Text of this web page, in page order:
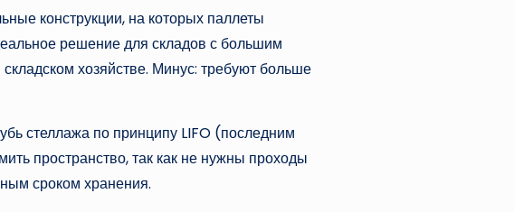
конструкции, на которых паллеты
решение для складов с большим
хозяйстве. Минус: требуют больше
стеллажа по принципу LIFO (последним
пространство, так как не нужны проходы
сроком хранения.